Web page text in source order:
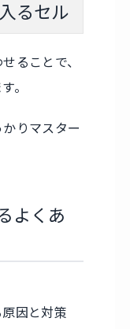
るセル
ることで、
。
りマスター
よくあ
因と対策